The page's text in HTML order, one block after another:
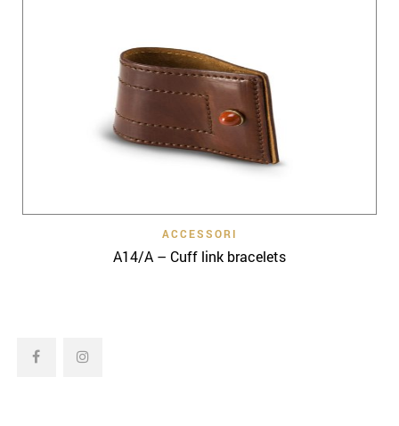
ACCESSORI
A14/A – Cuff link bracelets